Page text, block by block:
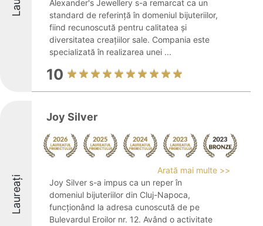
Alexander's Jewellery s-a remarcat ca un
standard de referință în domeniul bijuteriilor,
fiind recunoscută pentru calitatea și
diversitatea creațiilor sale. Compania este
specializată în realizarea unei ...
10
Laureați
Joy Silver
Arată mai multe >>
Joy Silver s-a impus ca un reper în
domeniul bijuteriilor din Cluj-Napoca,
funcționând la adresa cunoscută de pe
Bulevardul Eroilor nr. 12. Având o activitate